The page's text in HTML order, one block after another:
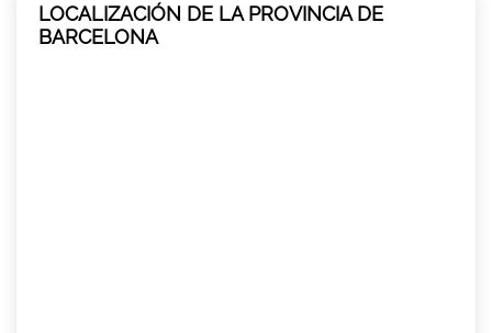
LOCALIZACIÓN DE LA PROVINCIA DE
BARCELONA